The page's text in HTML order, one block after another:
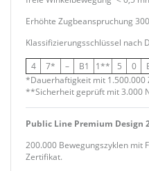
Erhöhte Zugbeanspruchung
Klassifizierungsschlüssel nach
4 7* – B1 1** 5 0
*Dauerhaftigkeit mit 1.500.000
**Sicherheit geprüft mit 3.000
Public Line Premium Design
200.000 Bewegungszyklen mit
Zertifikat.